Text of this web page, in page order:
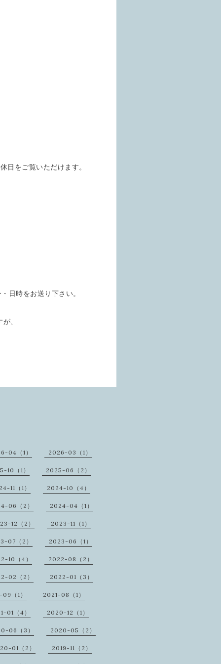
日をご覧いただけます。
時をお送り下さい。
、
04（1） 2026-03（1）
10（1） 2025-06（2）
11（1） 2024-10（4）
06（2） 2024-04（1）
12（2） 2023-11（1）
07（2） 2023-06（1）
10（4） 2022-08（2）
02（2） 2022-01（3）
（1） 2021-08（1）
01（4） 2020-12（1）
06（3） 2020-05（2）
01（2） 2019-11（2）